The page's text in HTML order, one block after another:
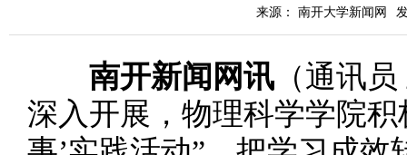
来源： 南开大学新闻网
南开新闻网讯 （通讯
深入开展，物理科学学院